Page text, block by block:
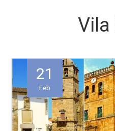
Vila
21
Feb